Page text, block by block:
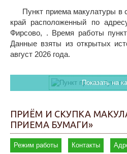
Пункт приема макулатуры в
край расположенный по
Фирсово, . Время работы
Данные взяты из открытых
август 2026 года.
Показать на
ПРИЁМ И СКУПКА
ПРИЕМА БУМАГИ»
Режим работы Контакты